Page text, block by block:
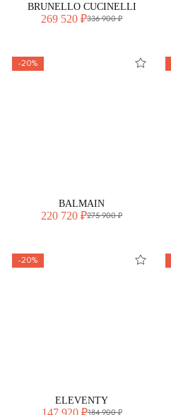
BRUNELLO CUCINELLI
269 520 ₽336 900 ₽
-20%
BALMAIN
220 720 ₽275 900 ₽
-20%
ELEVENTY
147 920 ₽184 900 ₽